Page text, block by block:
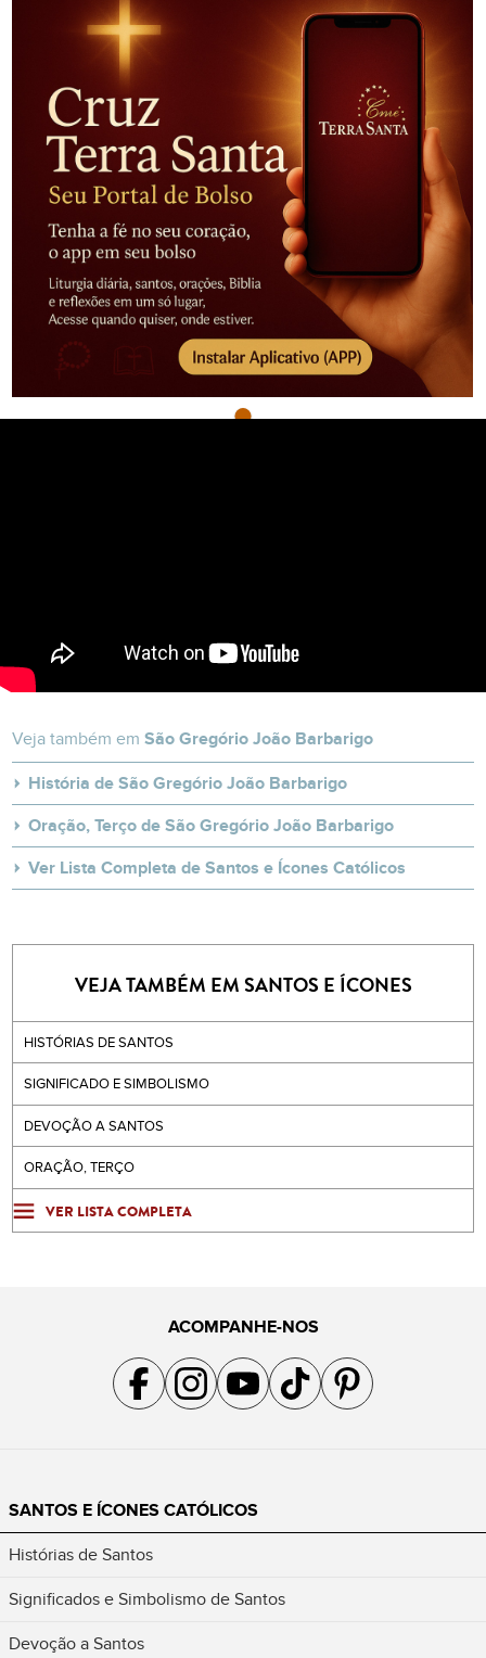
Veja também emSão Gregório João Barbarigo
História de São Gregório João Barbarigo
Oração, Terço de São Gregório João Barbarigo
Ver Lista Completa de Santos e Ícones Católicos
VEJA TAMBÉM EM SANTOS E ÍCONES
HISTÓRIAS DE SANTOS
SIGNIFICADO E SIMBOLISMO
DEVOÇÃO A SANTOS
ORAÇÃO, TERÇO
VER LISTA COMPLETA
ACOMPANHE-NOS
Acompanhe a gente no Facebook
Acompanhe a gente no Instagram
Acompanhe a gente no YouTube
Acompanhe a gente no TikTok
Acompanhe a gente no
SANTOS E ÍCONES CATÓLICOS
Histórias de Santos
Significados e Simbolismo de Santos
Devoção a Santos